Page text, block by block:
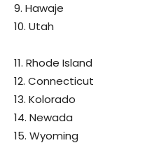
9. Hawaje
10. Utah
11. Rhode Island
12. Connecticut
13. Kolorado
14. Newada
15. Wyoming